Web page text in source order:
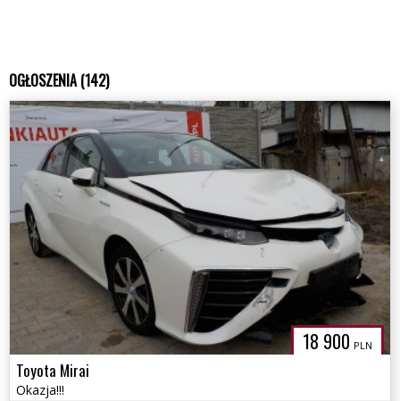
OGŁOSZENIA (142)
18 900 PLN
Toyota Mirai
Okazja!!!